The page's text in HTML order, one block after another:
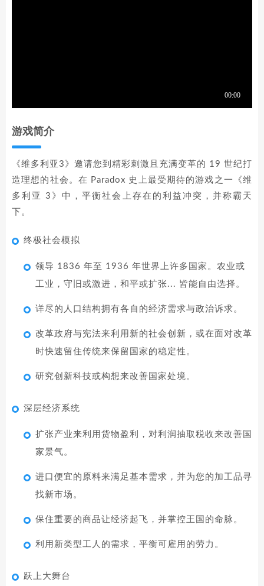
游戏简介
《维多利亚3》邀请您到精彩刺激且充满变革的 19 世纪打
造理想的社会。在 Paradox 史上最受期待的游戏之一《维
多利亚 3》中，平衡社会上存在的利益冲突，并称霸天
下。
终极社会模拟
领导 1836 年至 1936 年世界上许多国家。农业或
工业，守旧或激进，和平或扩张... 皆能自由选择。
详尽的人口结构拥有各自的经济需求与政治诉求。
改革政府与宪法来利用新的社会创新，或在面对改革
时快速留住传统来保留国家的稳定性。
研究创新科技或构想来改善国家处境。
深层经济系统
扩张产业来利用货物盈利，对利润抽取税收来改善国
家景气。
进口便宜的原料来满足基本需求，并为您的加工品寻
找新市场。
保住重要的商品让经济起飞，并掌控王国的命脉。
利用新类型工人的需求，平衡可雇用的劳力。
跃上大舞台